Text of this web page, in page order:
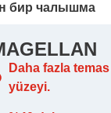
бир чалышма
Daha fazla temas
yüzeyi.